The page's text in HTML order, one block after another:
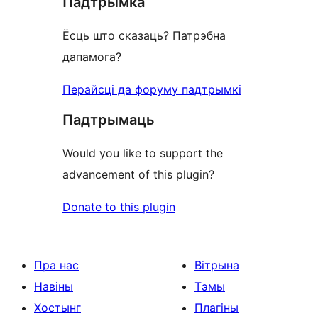
Ёсць што сказаць? Патрэбна
дапамога?
Перайсці да форуму падтрымкі
Падтрымаць
Would you like to support the
advancement of this plugin?
Donate to this plugin
Пра нас
Навіны
Хостынг
Вітрына
Тэмы
Плагіны